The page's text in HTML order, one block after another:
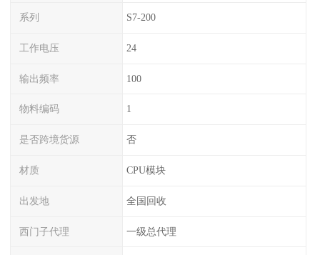
系列 S7-200
工作电压 24
输出频率 100
物料编码 1
是否跨境货源 否
材质 CPU模块
出发地 全国回收
西门子代理 一级总代理